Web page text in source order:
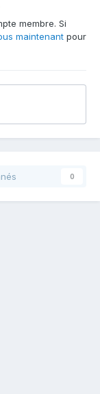
membre. Si
maintenant pour
0